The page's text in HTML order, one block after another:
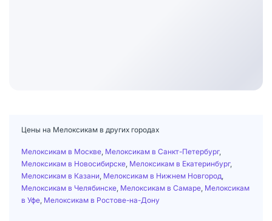
Цены на Мелоксикам в других городах
Мелоксикам в Москве Мелоксикам в Санкт-Петербург,
Мелоксикам в Новосибирске Мелоксикам в Екатеринбург,
Мелоксикам в Казани Мелоксикам в Нижнем Новгород
Мелоксикам в Челябинске Мелоксикам в Самаре Мелоксикам
в Уфе Мелоксикам в Ростове-на-Дону